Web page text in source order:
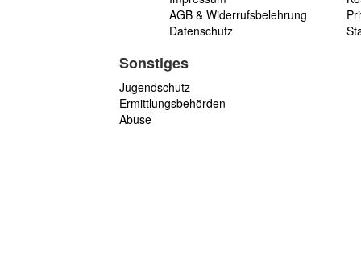
AGB & Widerrufsbelehrung
Datenschutz
Sonstiges
Jugendschutz
Ermittlungsbehörden
Abuse